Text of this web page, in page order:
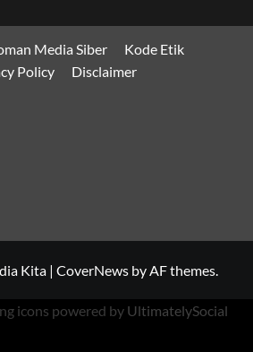
Media Siber
Kode Etik
Policy
Disclaimer
Kita | CoverNews by AF themes.
icons powered by UltimatelySocial